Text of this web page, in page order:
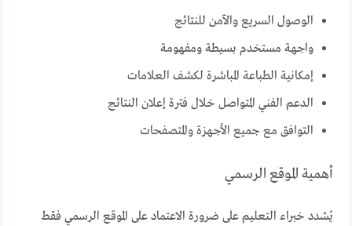
الوصول السريع والآمن للنتائج
واجهة مستخدم بسيطة ومفهومة
إمكانية الطباعة المباشرة لكشف العلامات
الدعم الفني المتواصل خلال فترة إعلان النتائج
التوافق مع جميع الأجهزة والمتصفحات
أهمية الموقع الرسمي
يُشدد خبراء التعليم على ضرورة الاعتماد على الموقع الرسمي فقط